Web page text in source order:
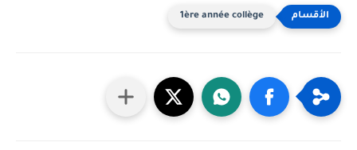
1ère année collège